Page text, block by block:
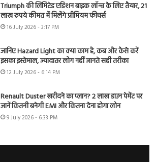
Triumph की लिमिटेड एडिशन बाइक लॉन्च के लिए तैयार, 21
लाख रुपये कीमत में मिलेंगे प्रीमियम फीचर्स
16 July 2026 - 3:17 PM
जानिए Hazard Light का क्या काम है, कब और कैसे करें
इसका इस्तेमाल, ज्यादातर लोग नहीं जानते सही तरीका
12 July 2026 - 6:14 PM
Renault Duster खरीदने का प्लान? 2 लाख डाउन पेमेंट पर
जानें कितनी बनेगी EMI और कितना देना होगा लोन
9 July 2026 - 6:33 PM